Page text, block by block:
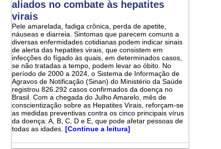
aliados no combate às hepatites
virais
Pele amarelada, fadiga crônica, perda de apetite,
náuseas e diarreia. Sintomas que parecem comuns a
diversas enfermidades cotidianas podem indicar sinais
de alerta das hepatites virais, que consistem em
infecções do fígado às quais, em determinados casos,
se não tratadas a tempo, podem levar ao óbito. No
período de 2000 a 2024, o Sistema de Informação de
Agravos de Notificação (Sinan) do Ministério da Saúde
registrou 826.292 casos confirmados da doença no
Brasil. Com a chegada do Julho Amarelo, mês de
conscientização sobre as Hepatites Virais, reforçam-se
as medidas preventivas contra os cinco principais vírus
da doença: A, B, C, D e E, que pode afetar pessoas de
todas as idades. [Continue a leitura]